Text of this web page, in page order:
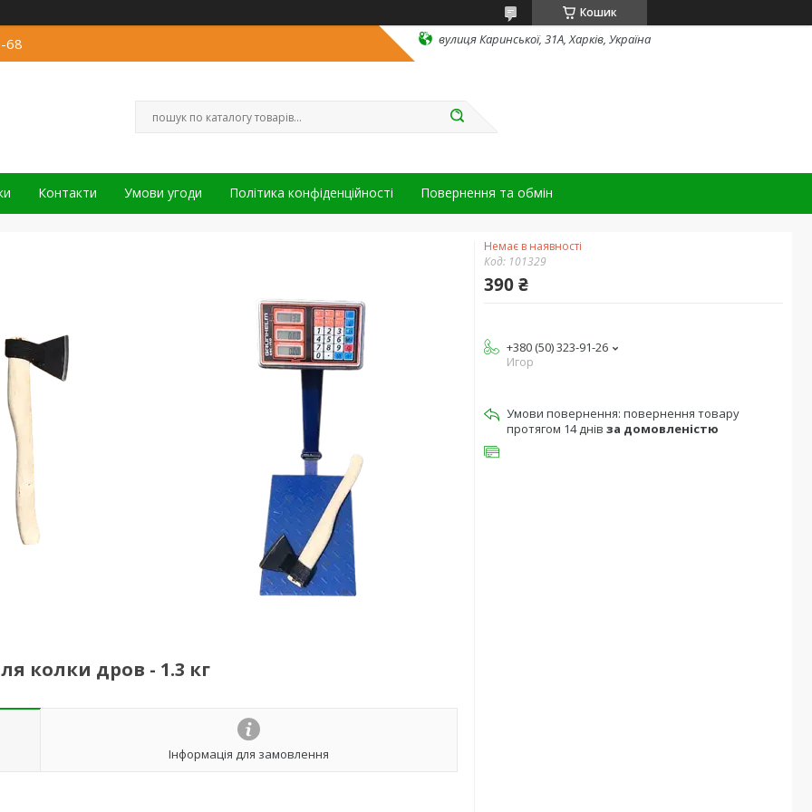
Кошик
68 вулиця Каринської, 31А, Харків, Україна
Контакти Умови угоди Політика конфіденційності Повернення та обмін
колки дров - 1.3 кг
Інформація для замовлення
Немає в наявності
Код: 101329
390 ₴
+380 (50) 323-91-26
Игор
повернення товару
протягом 14 днів за домовленістю